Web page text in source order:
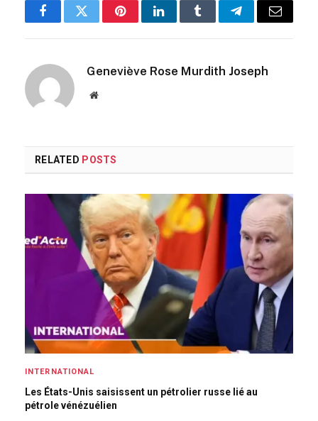
FacebookTwitterPinterestLinkedInTumblrTelegramEmail
Geneviève Rose Murdith Joseph
Website
RELATED POSTS
INTERNATIONAL
Les États-Unis saisissent un pétrolier russe lié au
pétrole vénézuélien